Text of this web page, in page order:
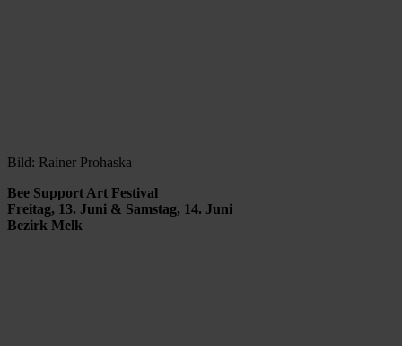
Bild: Rainer Prohaska
Bee Support Art Festival
Freitag, 13. Juni & Samstag, 14. Juni
Bezirk Melk